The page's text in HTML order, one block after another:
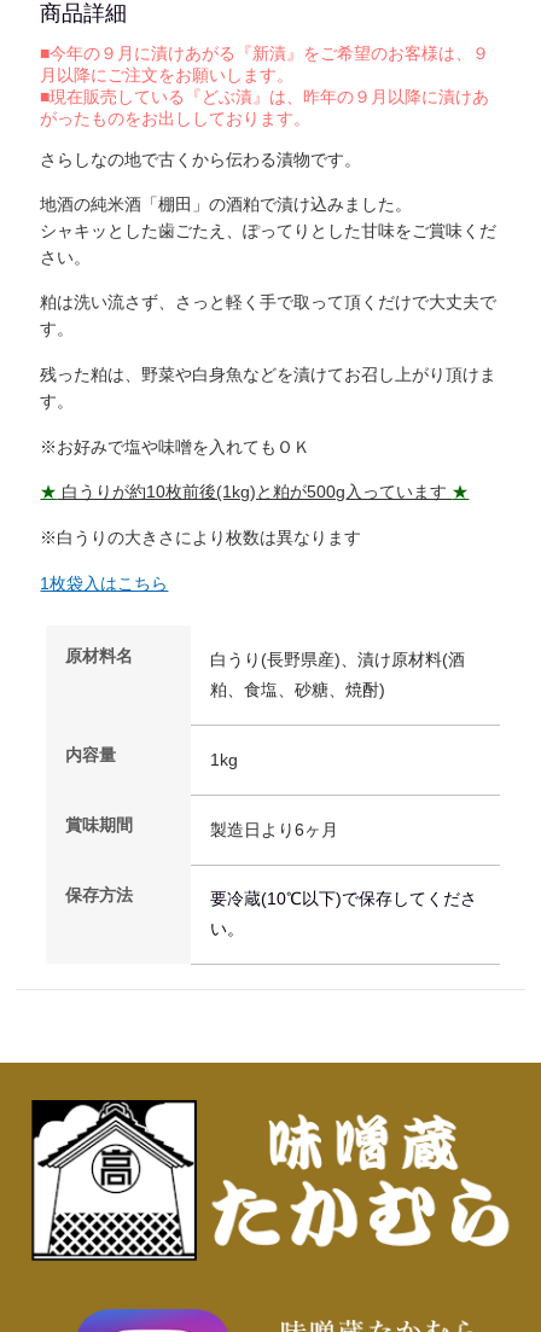
商品詳細
■今年の９月に漬けあがる『新漬』をご希望のお客様は、９
月以降にご注文をお願いします。
■現在販売している『どぶ漬』は、昨年の９月以降に漬けあ
がったものをお出ししております。
さらしなの地で古くから伝わる漬物です。
地酒の純米酒「棚田」の酒粕で漬け込みました。
シャキッとした歯ごたえ、ぽってりとした甘味をご賞味くだ
さい。
粕は洗い流さず、さっと軽く手で取って頂くだけで大丈夫で
す。
残った粕は、野菜や白身魚などを漬けてお召し上がり頂けま
す。
※お好みで塩や味噌を入れてもＯＫ
★ 白うりが約10枚前後(1kg)と粕が500g入っています ★
※白うりの大きさにより枚数は異なります
1枚袋入はこちら
原材料名
白うり(長野県産)、漬け原材料(酒
粕、食塩、砂糖、焼酎)
内容量 1kg
賞味期間 製造日より6ヶ月
保存方法
要冷蔵(10℃以下)で保存してくださ
い。